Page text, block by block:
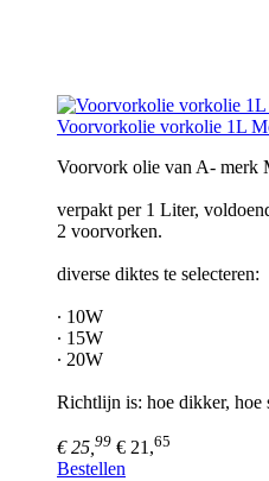
Voorvorkolie vorkolie 1L
Voorvork olie van A- merk
verpakt per 1 Liter,
2 voorvorken.
diverse diktes te selecteren:
∙ 10W
∙ 15W
∙ 20W
Richtlijn is: hoe dikker, hoe
€ 25, 99 € 21,65
Bestellen